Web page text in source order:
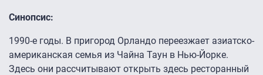
Синопсис:
1990-е годы. В пригород Орландо переезжает азиатско-
американская семья из Чайна Таун в Нью-Йорке.
Здесь они рассчитывают открыть здесь ресторанный